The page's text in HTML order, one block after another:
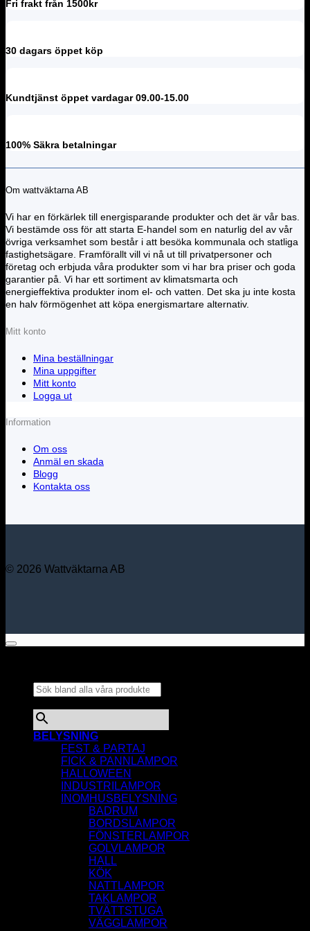
Fri frakt från 1500kr
30 dagars öppet köp
Kundtjänst öppet vardagar 09.00-15.00
100% Säkra betalningar
Om wattväktarna AB
Vi har en förkärlek till energisparande produkter och det är vår bas.
Vi bestämde oss för att starta E-handel som en naturlig del av vår
övriga verksamhet som består i att besöka kommunala och statliga
fastighetsägare. Framförallt vill vi nå ut till privatpersoner och
företag och erbjuda våra produkter som vi har bra priser och goda
garantier på. Vi har ett sortiment av klimatsmarta och
energieffektiva produkter inom el- och vatten. Det ska ju inte kosta
en halv förmögenhet att köpa energismartare alternativ.
Mitt konto
Mina beställningar
Mina uppgifter
Mitt konto
Logga ut
Information
Om oss
Anmäl en skada
Blogg
Kontakta oss
© 2026 Wattväktarna AB
BELYSNING
FEST & PARTAJ
FICK & PANNLAMPOR
HALLOWEEN
INDUSTRILAMPOR
INOMHUSBELYSNING
BADRUM
BORDSLAMPOR
FÖNSTERLAMPOR
GOLVLAMPOR
HALL
KÖK
NATTLAMPOR
TAKLAMPOR
TVÄTTSTUGA
VÄGGLAMPOR